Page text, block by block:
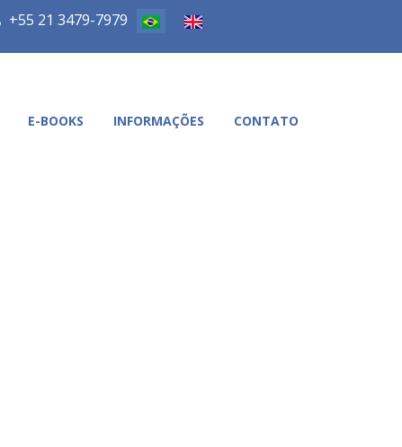
+55 21 3479-7979
E-BOOKS INFORMAÇÕES CONTATO